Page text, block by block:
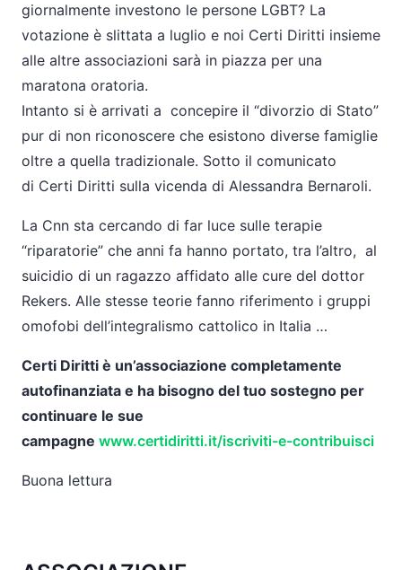
giornalmente investono le persone LGBT? La
votazione è slittata a luglio e noi Certi Diritti insieme
alle altre associazioni sarà in piazza per una
maratona oratoria.
Intanto si è arrivati a concepire il “divorzio di Stato”
pur di non riconoscere che esistono diverse famiglie
oltre a quella tradizionale. Sotto il comunicato
di Certi Diritti sulla vicenda di Alessandra Bernaroli.
La Cnn sta cercando di far luce sulle terapie
“riparatorie” che anni fa hanno portato, tra l’altro, al
suicidio di un ragazzo affidato alle cure del dottor
Rekers. Alle stesse teorie fanno riferimento i gruppi
omofobi dell’integralismo cattolico in Italia …
Certi Diritti è un’associazione completamente
autofinanziata e ha bisogno del tuo sostegno per
continuare le sue
campagne www.certidiritti.it/iscriviti-e-contribuisci
Buona lettura